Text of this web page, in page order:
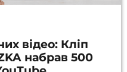
відео: Кліп
набрав 500